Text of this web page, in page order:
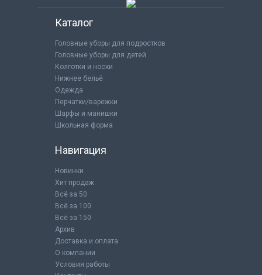
Каталог
Головные уборы для подростков
Головные уборы для детей
Колготки и носки
Нижнее бельё
Одежда
Перчатки/варежки
Шарфы и манишки
Школьная форма
Навигация
Новинки
Хит продаж
Всё за 50
Всё за 100
Всё за 150
Архив
Доставка и оплата
О компании
Условия работы